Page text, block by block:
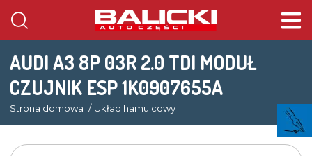
AUDI A3 8P 03R 2.0 TDI MODUŁ
CZUJNIK ESP 1K0907655A
Strona domowa Układ hamulcowy